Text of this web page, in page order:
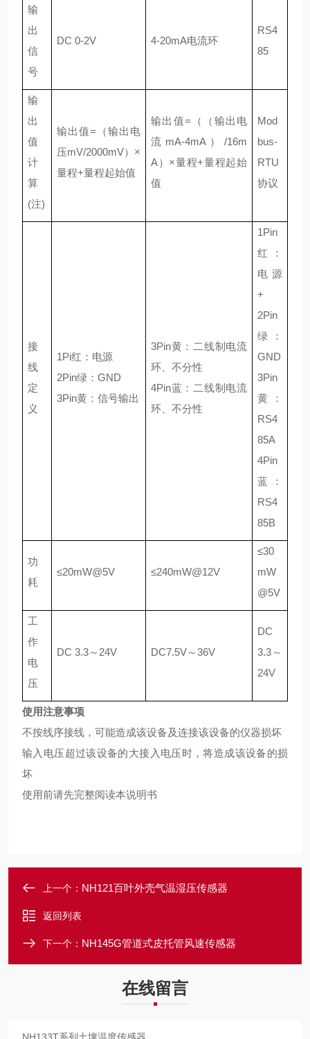
输
出
信
号
DC 0-2V 4-20mA电流环
RS4
85
输
出
值
计
算
(注)
输出值=（输出电
压mV/2000mV）×
量程+量程起始值
输出值=（（输出电
流mA-4mA）/16m
A）×量程+量程起始
值
Mod
bus-
RTU
协议
接
线
定
义
1Pi红：电源
2Pin绿：GND
3Pin黄：信号输出
3Pin黄：二线制电流
环、不分性
4Pin蓝：二线制电流
环、不分性
1Pin
红：
电源
+
2Pin
绿：
GND
3Pin
黄：
RS4
85A
4Pin
蓝：
RS4
85B
功
耗
≤20mW@5V ≤240mW@12V
≤30
mW
@5V
工
作
电
压
DC 3.3～24V DC7.5V～36V
DC
3.3～
24V
使用注意事项
不按线序接线，可能造成该设备及连接该设备的仪器损坏
输入电压超过该设备的大接入电压时，将造成该设备的损
坏
使用前请先完整阅读本说明书
上一个： NH121百叶外壳气温湿压传感器
返回列表
下一个： NH145G管道式皮托管风速传感器
在线留言